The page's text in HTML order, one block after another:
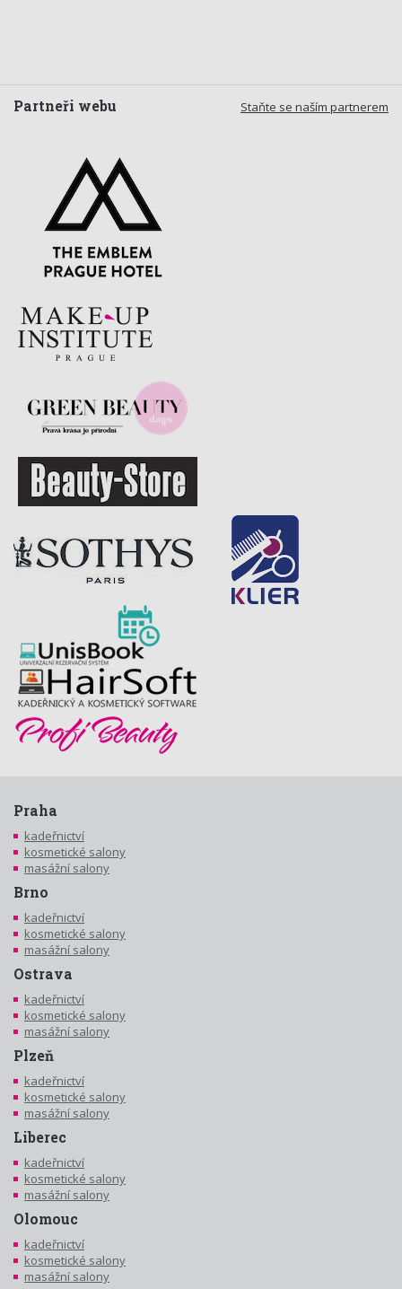
Staňte se naším partnerem
Partneři webu
Praha
kadeřnictví
kosmetické salony
masážní salony
Brno
kadeřnictví
kosmetické salony
masážní salony
Ostrava
kadeřnictví
kosmetické salony
masážní salony
Plzeň
kadeřnictví
kosmetické salony
masážní salony
Liberec
kadeřnictví
kosmetické salony
masážní salony
Olomouc
kadeřnictví
kosmetické salony
masážní salony